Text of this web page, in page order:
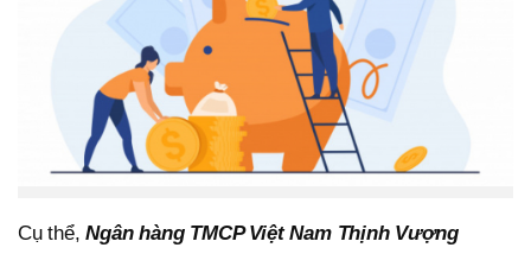
Cụ thể,Ngân hàng TMCP Việt Nam Thịnh Vượng